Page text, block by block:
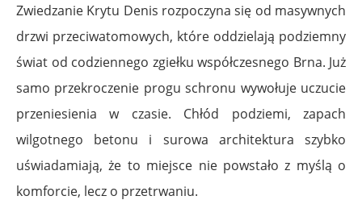
Zwiedzanie Krytu Denis rozpoczyna się od masywnych
drzwi przeciwatomowych, które oddzielają podziemny
świat od codziennego zgiełku współczesnego Brna. Już
samo przekroczenie progu schronu wywołuje uczucie
przeniesienia w czasie. Chłód podziemi, zapach
wilgotnego betonu i surowa architektura szybko
uświadamiają, że to miejsce nie powstało z myślą o
komforcie, lecz o przetrwaniu.